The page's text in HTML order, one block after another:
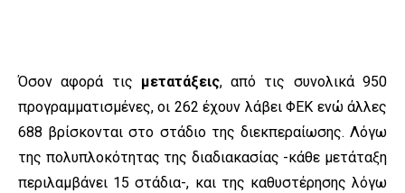
Όσον αφορά τις μετατάξεις, από τις συνολικά 950
προγραμματισμένες, οι 262 έχουν λάβει ΦΕΚ ενώ άλλες
688 βρίσκονται στο στάδιο της διεκπεραίωσης. Λόγω
της πολυπλοκότητας της διαδιακασίας -κάθε μετάταξη
περιλαμβάνει 15 στάδια-, και της καθυστέρησης λόγω